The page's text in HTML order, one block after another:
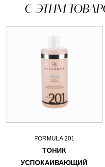
С ЭТИМ
FORMULA 201
ТОНИК
УСПОКАИВАЮЩИЙ